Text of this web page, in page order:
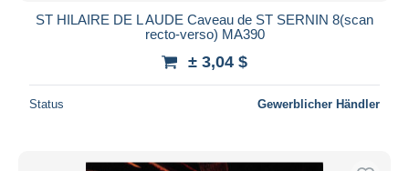
ST HILAIRE DE L AUDE Caveau de ST SERNIN 8(scan
recto-verso) MA390
± 3,04 $
Status Gewerblicher Händler